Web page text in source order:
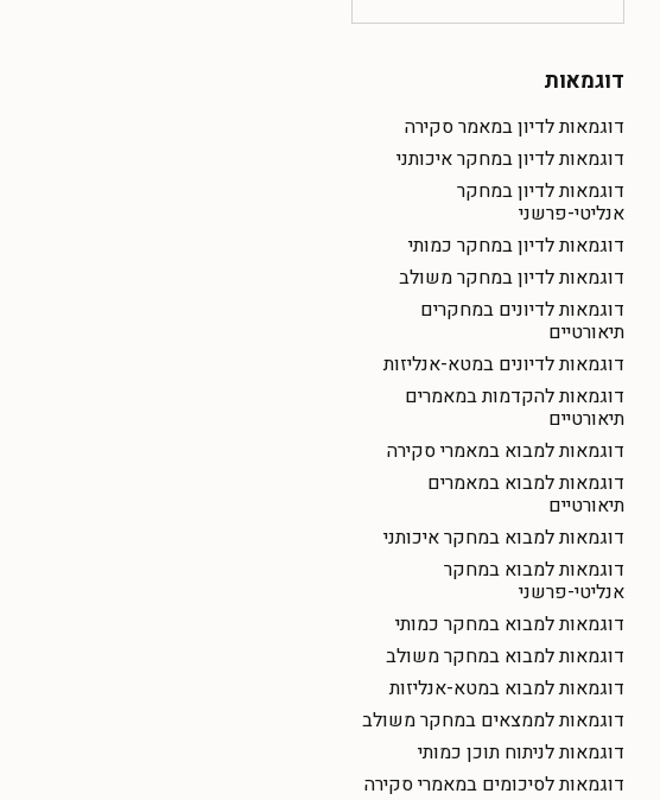
דוגמאות
דוגמאות לדיון במאמר סקירה
דוגמאות לדיון במחקר איכותני
דוגמאות לדיון במחקר
אנליטי-פרשני
דוגמאות לדיון במחקר כמותי
דוגמאות לדיון במחקר משולב
דוגמאות לדיונים במחקרים
תיאורטיים
דוגמאות לדיונים במטא-אנליזות
דוגמאות להקדמות במאמרים
תיאורטיים
דוגמאות למבוא במאמרי סקירה
דוגמאות למבוא במאמרים
תיאורטיים
דוגמאות למבוא במחקר איכותני
דוגמאות למבוא במחקר
אנליטי-פרשני
דוגמאות למבוא במחקר כמותי
דוגמאות למבוא במחקר משולב
דוגמאות למבוא במטא-אנליזות
דוגמאות לממצאים במחקר משולב
דוגמאות לניתוח תוכן כמותי
דוגמאות לסיכומים במאמרי סקירה